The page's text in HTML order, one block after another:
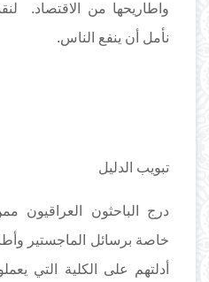
واطاريحها من الاقتصاد.
نأمل أن ينفع الناس.
تبويب الدليل
درج الباحثون العراقيون
خاصة برسائل الماجستير
أدلتهم على الكلية التي